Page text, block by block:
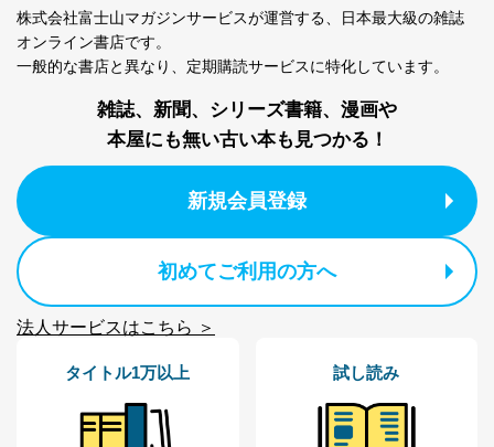
TEL：0570-200-223
FAX：03-5459-7073
e-mail：cs@fujisan.co.jp
制定：2005年4月1日
株式会社富士山マガジンサービス
代表取締役会長 西野 伸一郎
当社は以下の個人情報保護管理者を設置し、個人情報保
護管理者の責任のもと、個人情報を取得・アクセス・利
用・提供・管理いたします。
株式会社富士山マガジンサービス
個人情報保護管理者: 経営管理グループディレクター 前
田 嘉也
株式会社富士山マガジンサービスが運営する、
日本最大級の雑誌
オンライン書店です。
一般的な書店と異なり、 定期購読サービスに特化しています。
雑誌、新聞、シリーズ書籍、漫画や
本屋にも無い古い本も見つかる！
新規会員登録
初めてご利用の方へ
法人サービスはこちら ＞
タイトル1万以上 試し読み